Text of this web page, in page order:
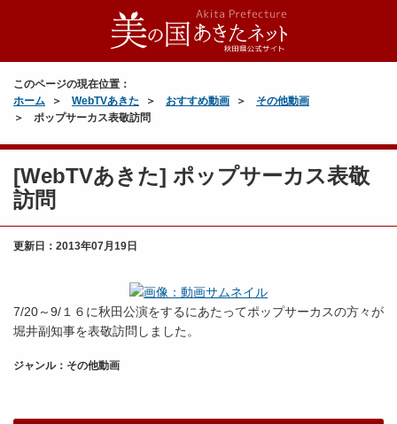
このページの現在位置：
ホーム
WebTVあきた おすすめ動画
その他動画
ポップサーカス表敬訪問
[WebTVあきた] ポップサーカス表敬
訪問
更新日： 2013年07月19日
7/20～9/１６に秋田公演をするにあたってポップサーカスの方々が
堀井副知事を表敬訪問しました。
ジャンル：その他動画